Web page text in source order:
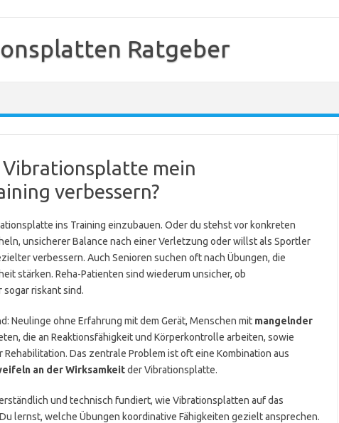
Ratgeber
Vibrationsplatte mein
verbessern?
ins Training einzubauen. Oder du stehst vor konkreten
unsicherer Balance nach einer Verletzung oder willst als Sportler
verbessern. Auch Senioren suchen oft nach Übungen, die
stärken. Reha-Patienten sind wiederum unsicher, ob
riskant sind.
Neulinge ohne Erfahrung mit dem Gerät, Menschen mit mangelnder
die an Reaktionsfähigkeit und Körperkontrolle arbeiten, sowie
Das zentrale Problem ist oft eine Kombination aus
an der Wirksamkeitder Vibrationsplatte.
und technisch fundiert, wie Vibrationsplatten auf das
lernst, welche Übungen koordinative Fähigkeiten gezielt ansprechen.